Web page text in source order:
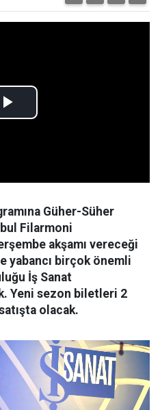
Güher-Süher
Filarmoni
akşamı vereceği
yabancı birçok önemli
İş Sanat
Yeni sezon biletleri 2
olacak.